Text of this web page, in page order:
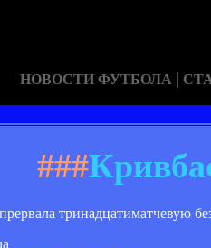
НОВОСТИ ФУТБОЛА |
###
тринадцатиматчевую